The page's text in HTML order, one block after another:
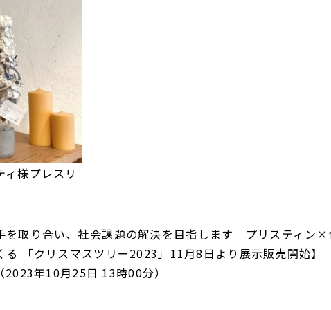
様プレスリ
を取り合い、社会課題の解決を目指します プリスティン
「クリスマスツリー2023」11月8日より展示販売開始】
年10月25日 13時00分）